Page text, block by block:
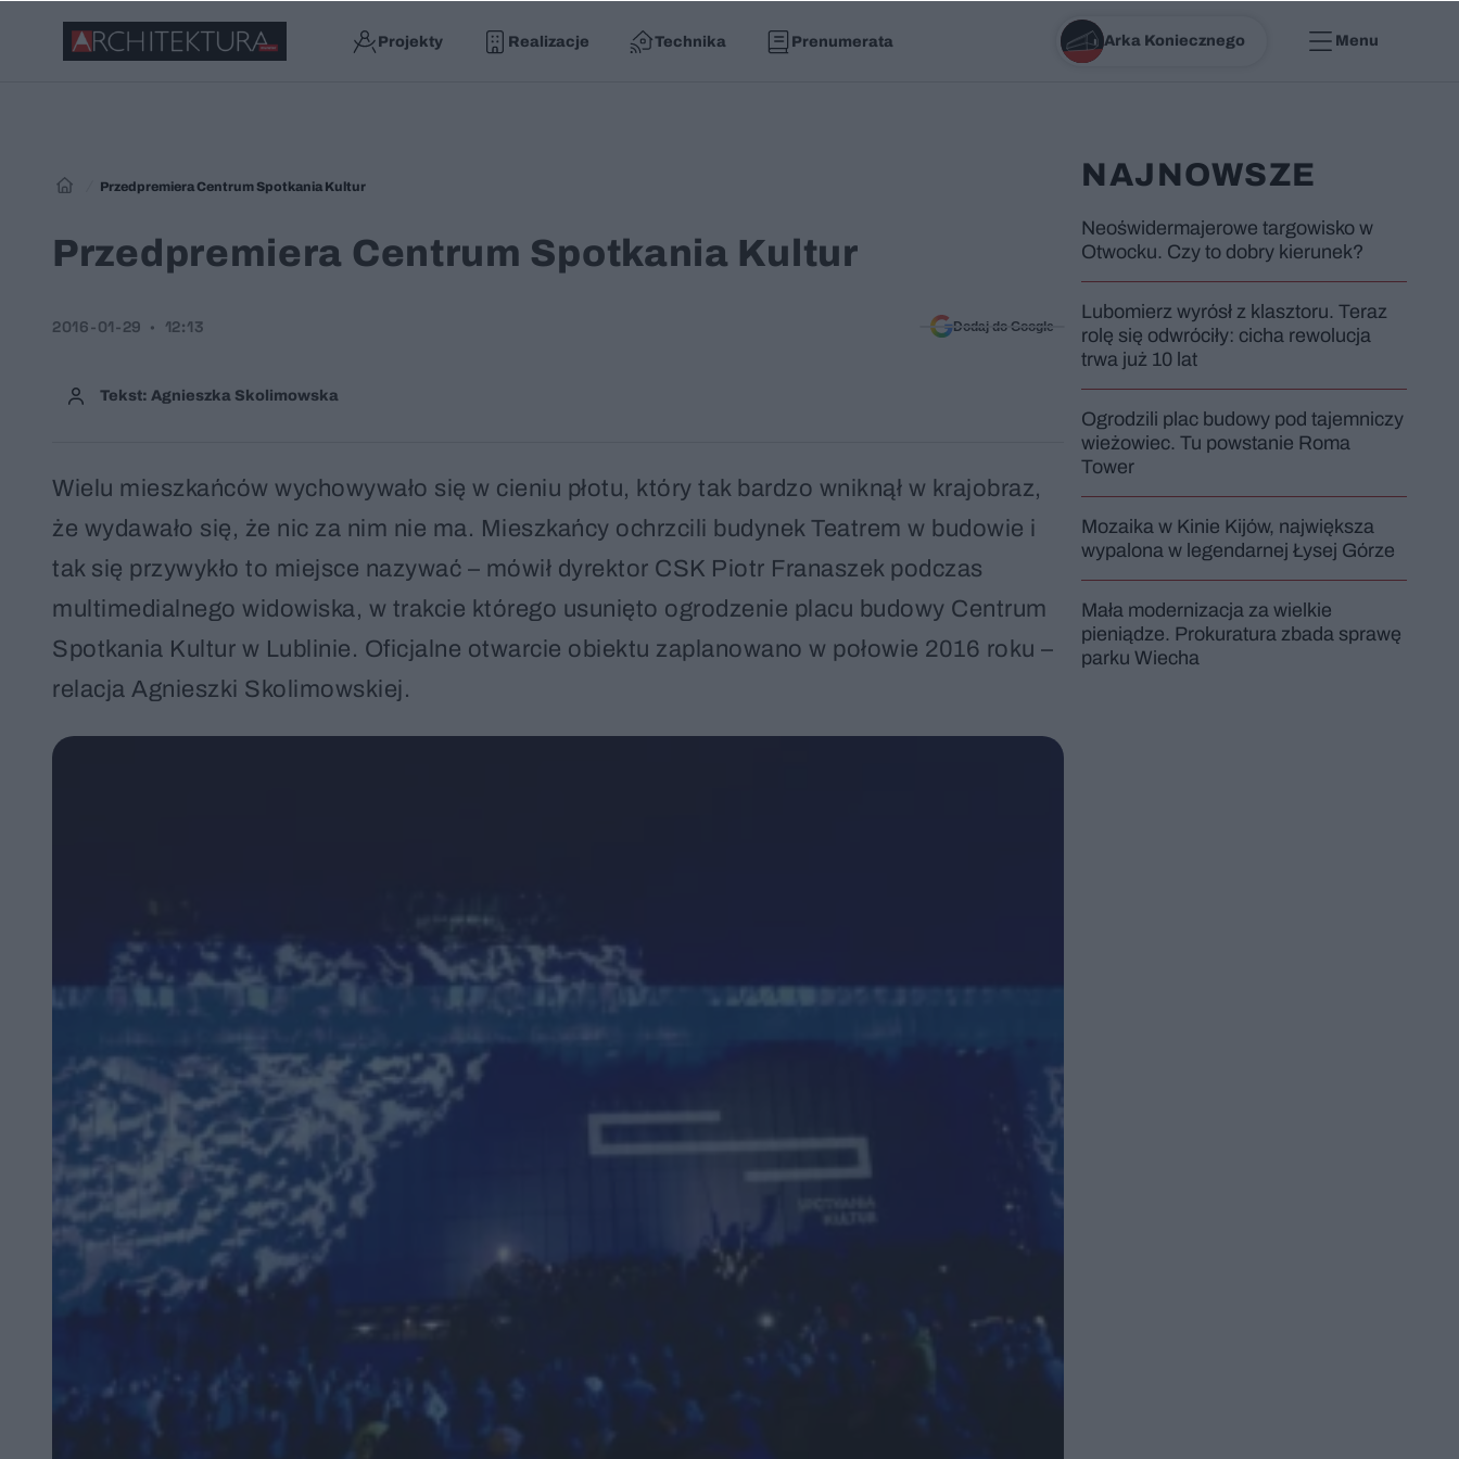
Projekty Realizacje Technika Prenumerata Arka Koniecznego Menu
Przedpremiera Centrum Spotkania Kultur
Przedpremiera Centrum Spotkania Kultur
Tekst: Agnieszka Skolimowska
2016-01-29 12:13 Dodaj do Google
Wielu mieszkańców wychowywało się w cieniu płotu, który tak bardzo wniknął w krajobraz,
że wydawało się, że nic za nim nie ma. Mieszkańcy ochrzcili budynek Teatrem w budowie i
tak się przywykło to miejsce nazywać – mówił dyrektor CSK Piotr Franaszek podczas
multimedialnego widowiska, w trakcie którego usunięto ogrodzenie placu budowy Centrum
Spotkania Kultur w Lublinie. Oficjalne otwarcie obiektu zaplanowano w połowie 2016 roku –
relacja Agnieszki Skolimowskiej.
NAJNOWSZE
Neoświdermajerowe targowisko w
Otwocku. Czy to dobry kierunek?
Lubomierz wyrósł z klasztoru. Teraz
rolę się odwróciły: cicha rewolucja
trwa już 10 lat
Ogrodzili plac budowy pod tajemniczy
wieżowiec. Tu powstanie Roma
Tower
Mozaika w Kinie Kijów, największa
wypalona w legendarnej Łysej Górze
Mała modernizacja za wielkie
pieniądze. Prokuratura zbada sprawę
parku Wiecha